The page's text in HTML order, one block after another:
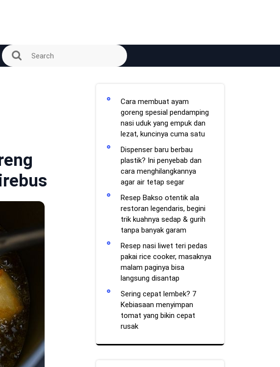
Cara membuat ayam
goreng spesial pendamping
nasi uduk yang empuk dan
lezat, kuncinya cuma satu
Dispenser baru berbau
plastik? Ini penyebab dan
cara menghilangkannya
agar air tetap segar
Resep Bakso otentik ala
restoran legendaris, begini
trik kuahnya sedap & gurih
tanpa banyak garam
Resep nasi liwet teri pedas
pakai rice cooker, masaknya
malam paginya bisa
langsung disantap
Sering cepat lembek? 7
Kebiasaan menyimpan
tomat yang bikin cepat
rusak